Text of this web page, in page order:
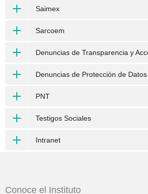
Saimex
Sarcoem
Denuncias de Transparencia y
Denuncias de Protección de
PNT
Testigos Sociales
Intranet
Conoce el Instituto